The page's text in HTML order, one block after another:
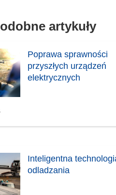
w
r
z
y
w
w
y
artykuły
Poprawa sprawności
przyszłych urządzeń
elektrycznych
Inteligentna
odladzania